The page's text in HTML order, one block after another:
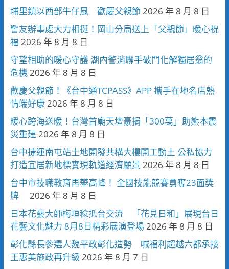
埔里鎮以西部牛仔風 歡慶父親節2026 年 8 月 8 日
警友辦事處大力相挺！岡山分局送上「父親節」暖心祝
福 2026 年 8 月 8 日
守望相助的暖心守護 湖內警消聯手破門化解獨居翁的
危機2026 年 8 月 8 日
歡慶父親節！《台中通TCPASS》APP 攜手在地名店熱
情端好康2026 年 8 月 8 日
暖心跨海送暖！台灣首廟天壇豪捐「300萬」助熊本震
災重建 2026 年 8 月 8 日
台中捷運南屯站土地開發共構大樓開工動土 公私協力
打造宜居新地標實現軌道經濟願景 2026 年 8 月 8 日
台中市技職教育再攀高峰！ 全國技能競賽勇奪23面獎
牌
2026 年 8 月 8 日
日本花藝大師梅垣稔抵台交流 「花見日和」展現台日
花藝文化魅力 8月8日精彩展演登場2026 年 8 月 8 日
彰化縣長參選人魏平政彰化造勢 喊福利超越六都承接
王惠美施政再升級 2026 年 8 月 7 日